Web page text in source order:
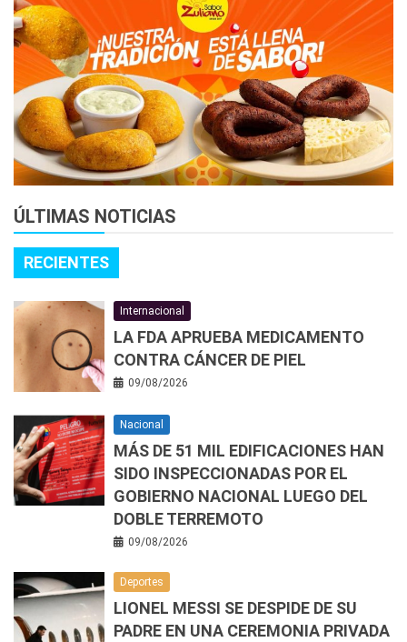
ÚLTIMAS NOTICIAS
RECIENTES
Internacional
LA FDA APRUEBA MEDICAMENTO
CONTRA CÁNCER DE PIEL
09/08/2026
Nacional
MÁS DE 51 MIL EDIFICACIONES HAN
SIDO INSPECCIONADAS POR EL
GOBIERNO NACIONAL LUEGO DEL
DOBLE TERREMOTO
09/08/2026
Deportes
LIONEL MESSI SE DESPIDE DE SU
PADRE EN UNA CEREMONIA PRIVADA